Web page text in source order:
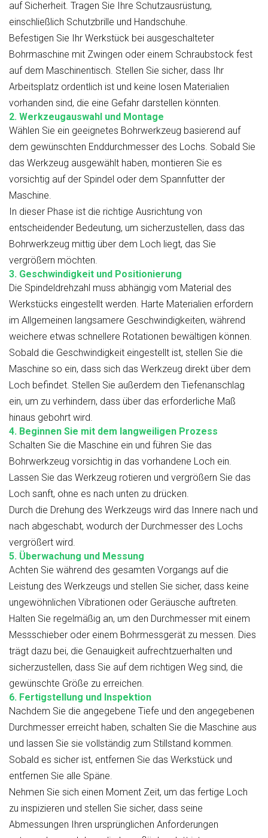
auf Sicherheit. Tragen Sie Ihre Schutzausrüstung,
einschließlich Schutzbrille und Handschuhe.
Befestigen Sie Ihr Werkstück bei ausgeschalteter
Bohrmaschine mit Zwingen oder einem Schraubstock fest
auf dem Maschinentisch. Stellen Sie sicher, dass Ihr
Arbeitsplatz ordentlich ist und keine losen Materialien
vorhanden sind, die eine Gefahr darstellen könnten.
2. Werkzeugauswahl und Montage
Wählen Sie ein geeignetes Bohrwerkzeug basierend auf
dem gewünschten Enddurchmesser des Lochs. Sobald Sie
das Werkzeug ausgewählt haben, montieren Sie es
vorsichtig auf der Spindel oder dem Spannfutter der
Maschine.
In dieser Phase ist die richtige Ausrichtung von
entscheidender Bedeutung, um sicherzustellen, dass das
Bohrwerkzeug mittig über dem Loch liegt, das Sie
vergrößern möchten.
3. Geschwindigkeit und Positionierung
Die Spindeldrehzahl muss abhängig vom Material des
Werkstücks eingestellt werden. Harte Materialien erfordern
im Allgemeinen langsamere Geschwindigkeiten, während
weichere etwas schnellere Rotationen bewältigen können.
Sobald die Geschwindigkeit eingestellt ist, stellen Sie die
Maschine so ein, dass sich das Werkzeug direkt über dem
Loch befindet. Stellen Sie außerdem den Tiefenanschlag
ein, um zu verhindern, dass über das erforderliche Maß
hinaus gebohrt wird.
4. Beginnen Sie mit dem langweiligen Prozess
Schalten Sie die Maschine ein und führen Sie das
Bohrwerkzeug vorsichtig in das vorhandene Loch ein.
Lassen Sie das Werkzeug rotieren und vergrößern Sie das
Loch sanft, ohne es nach unten zu drücken.
Durch die Drehung des Werkzeugs wird das Innere nach und
nach abgeschabt, wodurch der Durchmesser des Lochs
vergrößert wird.
5. Überwachung und Messung
Achten Sie während des gesamten Vorgangs auf die
Leistung des Werkzeugs und stellen Sie sicher, dass keine
ungewöhnlichen Vibrationen oder Geräusche auftreten.
Halten Sie regelmäßig an, um den Durchmesser mit einem
Messschieber oder einem Bohrmessgerät zu messen. Dies
trägt dazu bei, die Genauigkeit aufrechtzuerhalten und
sicherzustellen, dass Sie auf dem richtigen Weg sind, die
gewünschte Größe zu erreichen.
6. Fertigstellung und Inspektion
Nachdem Sie die angegebene Tiefe und den angegebenen
Durchmesser erreicht haben, schalten Sie die Maschine aus
und lassen Sie sie vollständig zum Stillstand kommen.
Sobald es sicher ist, entfernen Sie das Werkstück und
entfernen Sie alle Späne.
Nehmen Sie sich einen Moment Zeit, um das fertige Loch
zu inspizieren und stellen Sie sicher, dass seine
Abmessungen Ihren ursprünglichen Anforderungen